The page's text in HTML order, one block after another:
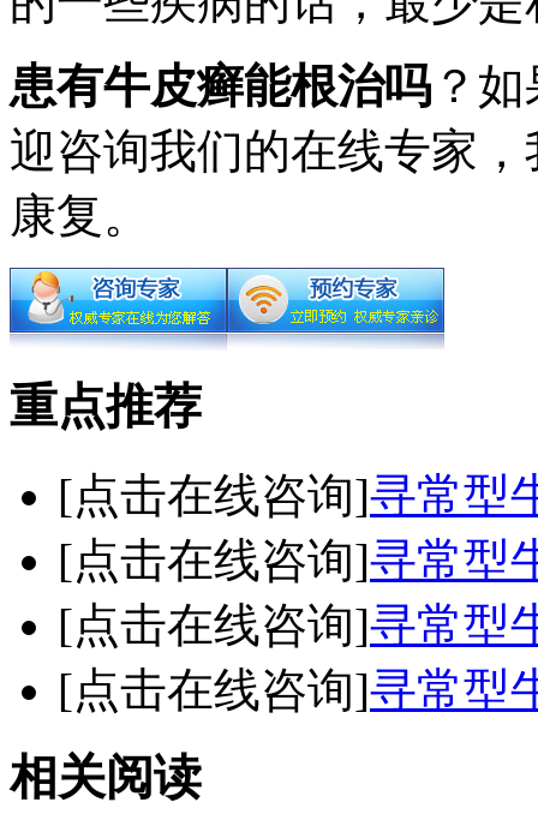
患有牛皮癣能根治吗 ？
迎咨询我们的在线专家
康复。
重点推荐
[点击在线咨询]寻常型
[点击在线咨询]寻常型
[点击在线咨询]寻常型
[点击在线咨询]寻常型
相关阅读